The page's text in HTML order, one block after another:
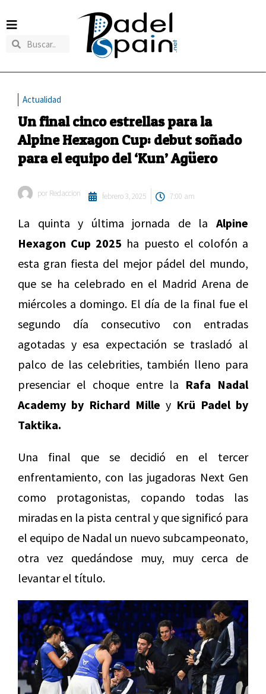
Actualidad
Un final cinco estrellas para la
Alpine Hexagon Cup: debut soñado
para el equipo del ‘Kun’ Agüero
por Redaccion febrero 3, 2025 7:00 am
La quinta y última jornada de la Alpine
Hexagon Cup 2025 ha puesto el colofón a
esta gran fiesta del mejor pádel del mundo,
que se ha celebrado en el Madrid Arena de
miércoles a domingo. El día de la final fue el
segundo día consecutivo con entradas
agotadas y esa expectación se trasladó al
palco de las celebrities, también lleno para
presenciar el choque entre la Rafa Nadal
Academy by Richard Mille y Krü Padel by
Taktika.
Una final que se decidió en el tercer
enfrentamiento, con las jugadoras Next Gen
como protagonistas, copando todas las
miradas en la pista central y que significó para
el equipo de Nadal un nuevo subcampeonato,
otra vez quedándose muy, muy cerca de
levantar el título.